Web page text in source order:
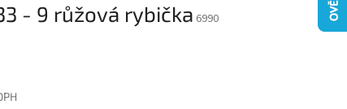
- 9 růžová rybička 6990